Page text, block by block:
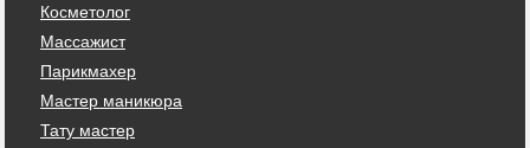
Косметолог
Массажист
Парикмахер
Мастер маникюра
Тату мастер